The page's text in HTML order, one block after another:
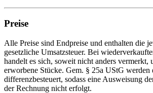
Preise
Alle Preise sind Endpreise und enthalten die
gesetzliche Umsatzsteuer. Bei
handelt es sich, soweit nicht anders vermerkt,
erworbene Stücke. Gem. § 25a UStG werden
differenzbesteuert, sodass eine Ausweisung
der Rechnung nicht erfolgt.